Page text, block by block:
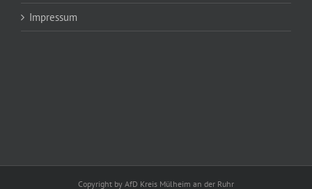
Impressum
Copyright by AfD Kreis Mülheim an der Ruhr